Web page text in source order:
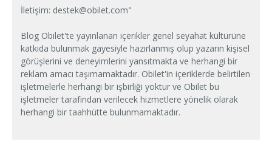
İletişim: destek@obilet.com"
Blog Obilet'te yayınlanan içerikler genel seyahat kültürüne
katkıda bulunmak gayesiyle hazırlanmış olup yazarın kişisel
görüşlerini ve deneyimlerini yansıtmakta ve herhangi bir
reklam amacı taşımamaktadır. Obilet'in içeriklerde belirtilen
işletmelerle herhangi bir işbirliği yoktur ve Obilet bu
işletmeler tarafından verilecek hizmetlere yönelik olarak
herhangi bir taahhütte bulunmamaktadır.